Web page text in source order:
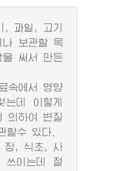
과일, 고기
나 보관할 목
을 써서 만든
속에서 영양
는데 이렇게
의하여 변질
할수 있다.
, 식초, 사
이는데 절